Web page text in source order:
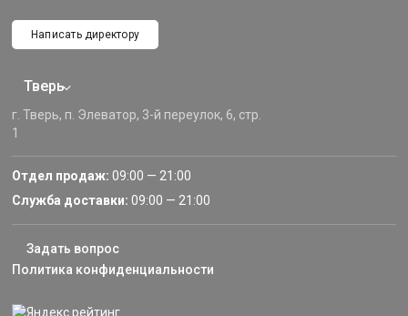
Написать директору
Тверь
г. Тверь, п. Элеватор, 3-й переулок, 6, стр.
1
Отдел продаж: 09:00 — 21:00
Служба доставки: 09:00 — 21:00
Задать вопрос
Политика конфиденциальности